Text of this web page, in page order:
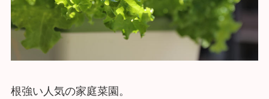
根強い人気の家庭菜園。